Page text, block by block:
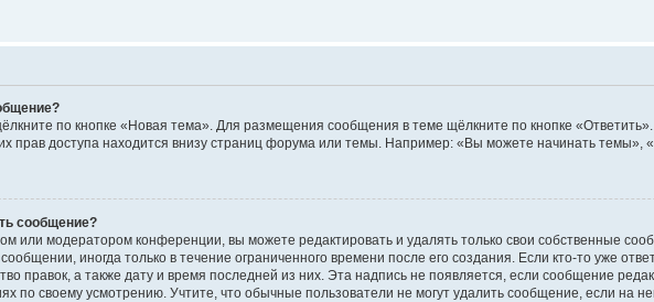
по кнопке «Новая тема». Для размещения сообщения в теме щёлкните по кнопке
прав доступа находится внизу страниц форума или темы. Например: «Вы можете начинать темы»,
сообщение?
или модератором конференции, вы можете редактировать и удалять только свои собственные
иногда только в течение ограниченного времени после его создания. Если кто-то уже
правок, а также дату и время последней из них. Эта надпись не появляется, если сообщение
по своему усмотрению. Учтите, что обычные пользователи не могут удалить сообщение, если на